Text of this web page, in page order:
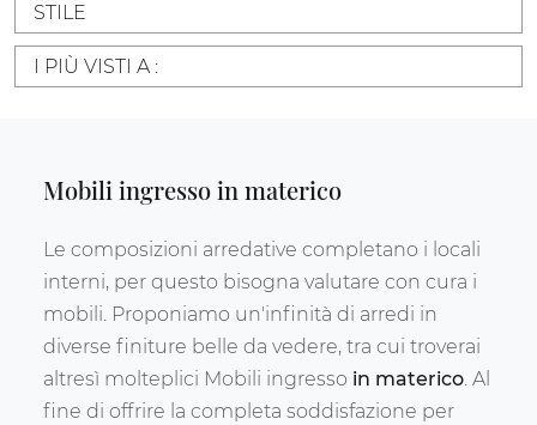
STILE
I PIÙ VISTI A :
Mobili ingresso in materico
Le composizioni arredative completano i locali
interni, per questo bisogna valutare con cura i
mobili. Proponiamo un'infinità di arredi in
diverse finiture belle da vedere, tra cui troverai
altresì molteplici Mobili ingresso in materico. Al
fine di offrire la completa soddisfazione per